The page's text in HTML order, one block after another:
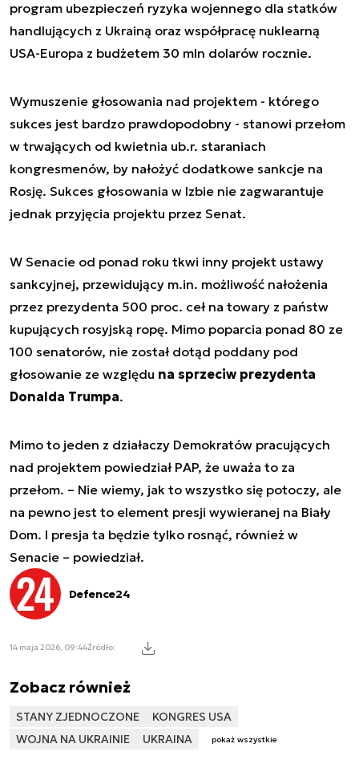
program ubezpieczeń ryzyka wojennego dla statków
handlujących z Ukrainą oraz współpracę nuklearną
USA-Europa z budżetem 30 mln dolarów rocznie.
Wymuszenie głosowania nad projektem - którego
sukces jest bardzo prawdopodobny - stanowi przełom
w trwających od kwietnia ub.r. staraniach
kongresmenów, by nałożyć dodatkowe sankcje na
Rosję. Sukces głosowania w Izbie nie zagwarantuje
jednak przyjęcia projektu przez Senat.
W Senacie od ponad roku tkwi inny projekt ustawy
sankcyjnej, przewidujący m.in. możliwość nałożenia
przez prezydenta 500 proc. ceł na towary z państw
kupujących rosyjską ropę. Mimo poparcia ponad 80 ze
100 senatorów, nie został dotąd poddany pod
głosowanie ze względu na sprzeciw prezydenta
Donalda Trumpa.
Mimo to jeden z działaczy Demokratów pracujących
nad projektem powiedział PAP, że uważa to za
przełom. – Nie wiemy, jak to wszystko się potoczy, ale
na pewno jest to element presji wywieranej na Biały
Dom. I presja ta będzie tylko rosnąć, również w
Senacie – powiedział.
Defence24
14 maja 2026, 09:44Źródło:
Zobacz również
STANY ZJEDNOCZONE
KONGRES USA
WOJNA NA UKRAINIE
UKRAINA pokaż wszystkie